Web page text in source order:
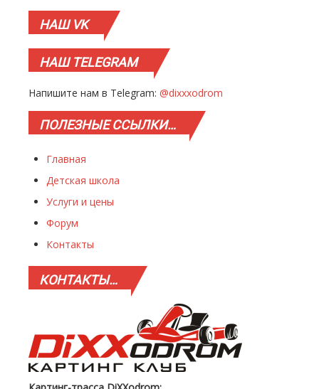
НАШVK
НАШTELEGRAM
Напишите нам в Telegram: @dixxxodrom
ПОЛЕЗНЫЕССЫЛКИ…
Главная
Детская школа
Услуги и цены
Форум
Контакты
КОНТАКТЫ…